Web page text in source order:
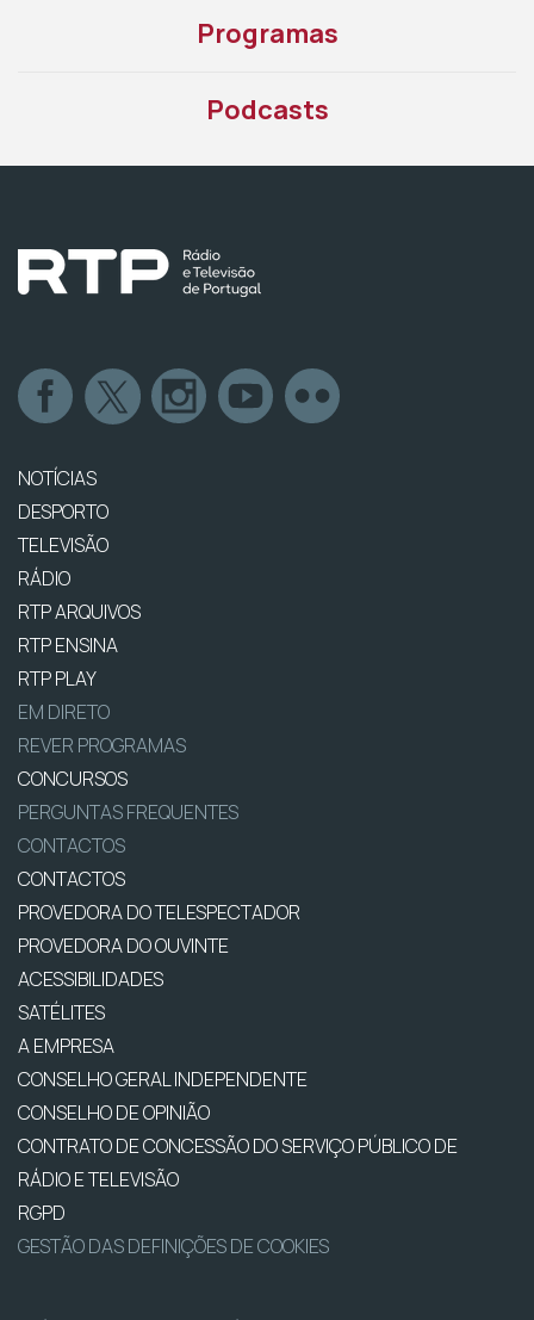
Programas
Podcasts
NOTÍCIAS
DESPORTO
TELEVISÃO
RÁDIO
RTP ARQUIVOS
RTP ENSINA
RTP PLAY
EM DIRETO
REVER PROGRAMAS
CONCURSOS
PERGUNTAS FREQUENTES
CONTACTOS
CONTACTOS
PROVEDORA DO TELESPECTADOR
PROVEDORA DO OUVINTE
ACESSIBILIDADES
SATÉLITES
A EMPRESA
CONSELHO GERAL INDEPENDENTE
CONSELHO DE OPINIÃO
CONTRATO DE CONCESSÃO DO SERVIÇO PÚBLICO DE
RÁDIO E TELEVISÃO
RGPD
GESTÃO DAS DEFINIÇÕES DE COOKIES